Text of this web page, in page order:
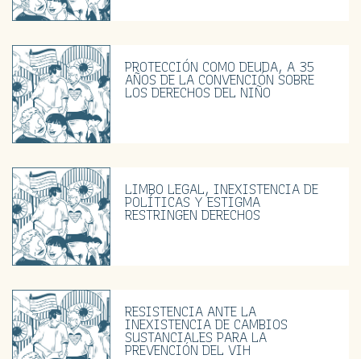
PROTECCIÓN COMO DEUDA, A 35
AÑOS DE LA CONVENCIÓN SOBRE
LOS DERECHOS DEL NIÑO
LIMBO LEGAL, INEXISTENCIA DE
POLÍTICAS Y ESTIGMA
RESTRINGEN DERECHOS
RESISTENCIA ANTE LA
INEXISTENCIA DE CAMBIOS
SUSTANCIALES PARA LA
PREVENCIÓN DEL VIH